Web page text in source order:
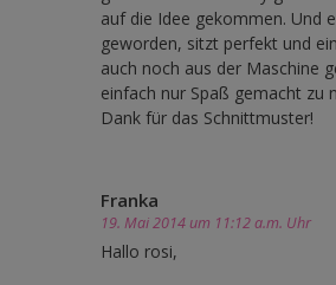
auf die Idee gekommen. Und
geworden, sitzt perfekt und
auch noch aus der Maschine
einfach nur Spaß gemacht zu
Dank für das Schnittmuster!
Franka
19. Mai 2014 um 11:12 a.m. Uhr
Hallo rosi,